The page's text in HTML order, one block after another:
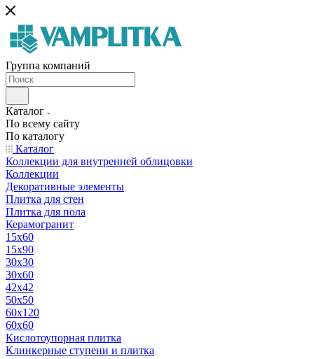
Группа компаний
Каталог
По всему сайту
По каталогу
Каталог
Коллекции для внутренней облицовки
Коллекции
Декоративные элементы
Плитка для стен
Плитка для пола
Керамогранит
15х60
15x90
30х30
30х60
42х42
50х50
60х120
60х60
Кислотоупорная плитка
Клинкерные ступени и плитка